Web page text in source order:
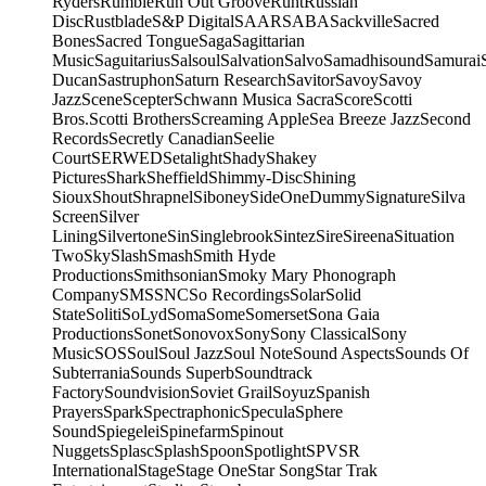
DiscRustbladeS&P DigitalSAARSABASackvilleSacred
BonesSacred TongueSagaSagittarian
MusicSaguitariusSalsoulSalvationSalvoSamadhisoundSamurai
DucanSastruphonSaturn ResearchSavitorSavoySavoy
JazzSceneScepterSchwann Musica SacraScoreScotti
Bros.Scotti BrothersScreaming AppleSea Breeze JazzSecond
RecordsSecretly CanadianSeelie
CourtSERWEDSetalightShadyShakey
PicturesSharkSheffieldShimmy-DiscShining
SiouxShoutShrapnelSiboneySideOneDummySignatureSilva
ScreenSilver
LiningSilvertoneSinSinglebrookSintezSireSireenaSituation
TwoSkySlashSmashSmith Hyde
ProductionsSmithsonianSmoky Mary Phonograph
CompanySMSSNCSo RecordingsSolarSolid
StateSolitiSoLydSomaSomeSomersetSona Gaia
ProductionsSonetSonovoxSonySony ClassicalSony
MusicSOSSoulSoul JazzSoul NoteSound AspectsSounds Of
SubterraniaSounds SuperbSoundtrack
FactorySoundvisionSoviet GrailSoyuzSpanish
PrayersSparkSpectraphonicSpeculaSphere
SoundSpiegeleiSpinefarmSpinout
NuggetsSplascSplashSpoonSpotlightSPVSR
InternationalStageStage OneStar SongStar Trak